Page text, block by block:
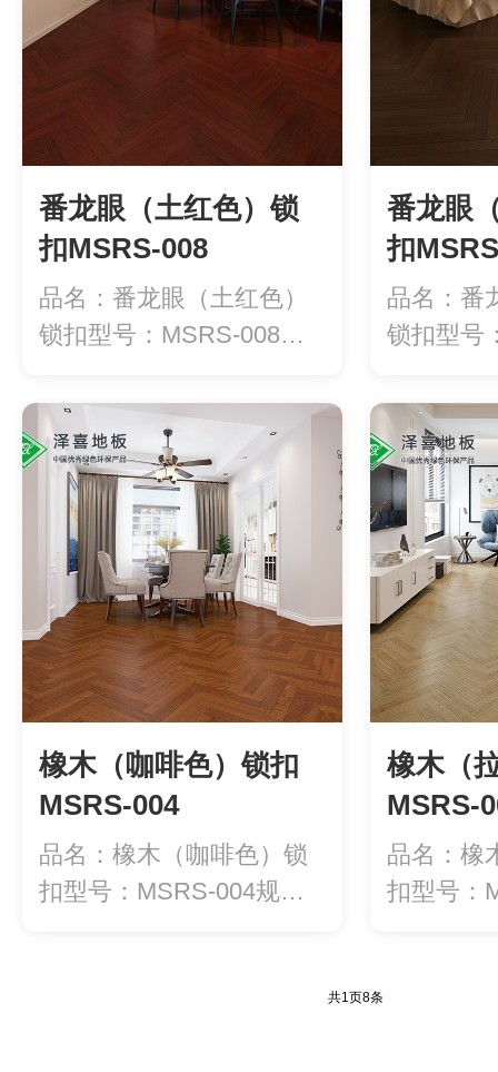
番龙眼（土红色）锁
扣MSRS-008
品名：番龙眼（土红色）
锁扣型号：MSRS-008规
番龙眼
扣
品名：番
锁扣型号
橡木（咖啡色）锁扣
MSRS-004
品名：橡木（咖啡色）锁
扣型号：MSRS-004规
橡木（
MSRS-
品名：橡
扣型号：
共1页8条